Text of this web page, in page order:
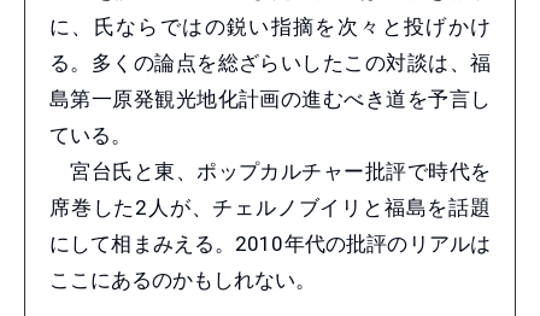
に、氏ならではの鋭い指摘を次々と投げかけ
る。多くの論点を総ざらいしたこの対談は、福
島第一原発観光地化計画の進むべき道を予言し
ている。
宮台氏と東、ポップカルチャー批評で時代を
席巻した2人が、チェルノブイリと福島を話題
にして相まみえる。2010年代の批評のリアルは
ここにあるのかもしれない。